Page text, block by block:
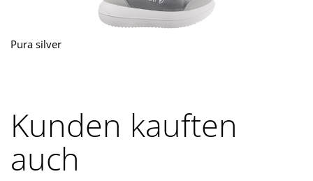
Pura silver
Kunden kauften
auch